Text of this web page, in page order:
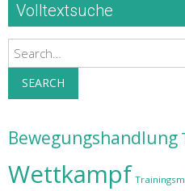
Volltextsuche
Search
SEARCH
Bewegungshandlung
Wettkampf